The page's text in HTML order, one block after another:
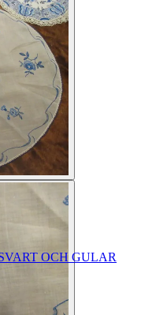
OCH GULAR